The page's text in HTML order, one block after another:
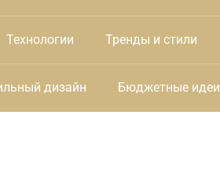
Технологии Тренды и стили
дизайн Бюджетные идеи